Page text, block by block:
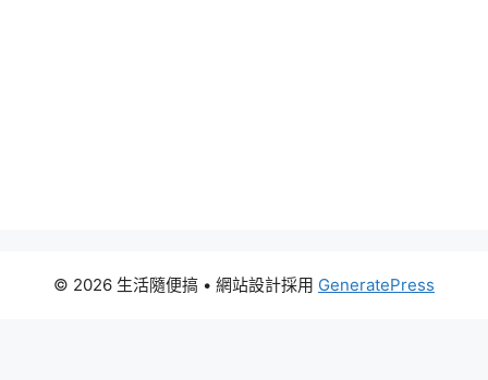
© 2026 生活隨便搞 • 網站設計採用 GeneratePress